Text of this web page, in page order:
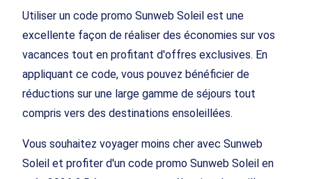
Utiliser un code promo Sunweb Soleil est une
excellente façon de réaliser des économies sur vos
vacances tout en profitant d'offres exclusives. En
appliquant ce code, vous pouvez bénéficier de
réductions sur une large gamme de séjours tout
compris vers des destinations ensoleillées.
Vous souhaitez voyager moins cher avec Sunweb
Soleil et profiter d'un code promo Sunweb Soleil en